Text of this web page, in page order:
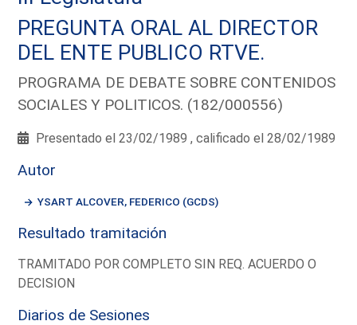
PREGUNTA ORAL AL DIRECTOR
DEL ENTE PUBLICO RTVE.
PROGRAMA DE DEBATE SOBRE CONTENIDOS
SOCIALES Y POLITICOS. (182/000556)
Presentado el 23/02/1989 , calificado el 28/02/1989
Autor
YSART ALCOVER, FEDERICO (GCDS)
Resultado tramitación
TRAMITADO POR COMPLETO SIN REQ. ACUERDO O
DECISION
Diarios de Sesiones